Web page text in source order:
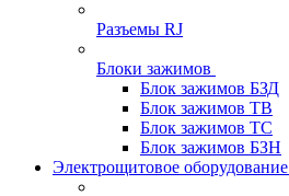
Разъемы RJ
Блоки зажимов
Блок зажимов БЗД
Блок зажимов ТВ
Блок зажимов ТС
Блок зажимов БЗН
Электрощитовое оборудование